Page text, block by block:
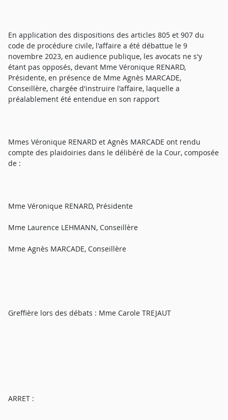
En application des dispositions des articles 805 et 907 du
code de procédure civile, l'affaire a été débattue le 9
novembre 2023, en audience publique, les avocats ne s'y
étant pas opposés, devant Mme Véronique RENARD,
Présidente, en présence de Mme Agnès MARCADE,
Conseillère, chargée d'instruire l'affaire, laquelle a
préalablement été entendue en son rapport
Mmes Véronique RENARD et Agnès MARCADE ont rendu
compte des plaidoiries dans le délibéré de la Cour, composée
de :
Mme Véronique RENARD, Présidente
Mme Laurence LEHMANN, Conseillère
Mme Agnès MARCADE, Conseillère
Greffière lors des débats : Mme Carole TREJAUT
ARRET :